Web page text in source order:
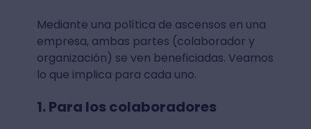
Mediante una política de ascensos en una
empresa, ambas partes (colaborador y
organización) se ven beneficiadas. Veamos
lo que implica para cada uno.
1. Para los colaboradores